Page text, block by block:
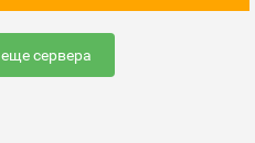
сервера